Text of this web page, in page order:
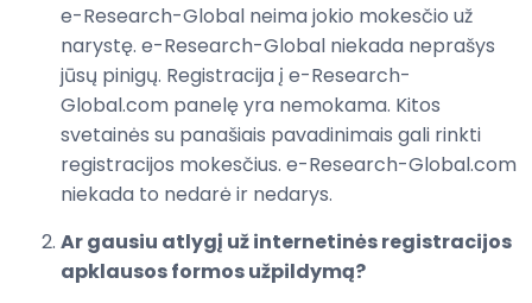
e-Research-Global neima jokio mokesčio už
narystę. e-Research-Global niekada neprašys
jūsų pinigų. Registracija į e-Research-
Global.com panelę yra nemokama. Kitos
svetainės su panašiais pavadinimais gali rinkti
registracijos mokesčius. e-Research-Global.com
niekada to nedarė ir nedarys.
Ar gausiu atlygį už internetinės registracijos
apklausos formos užpildymą?